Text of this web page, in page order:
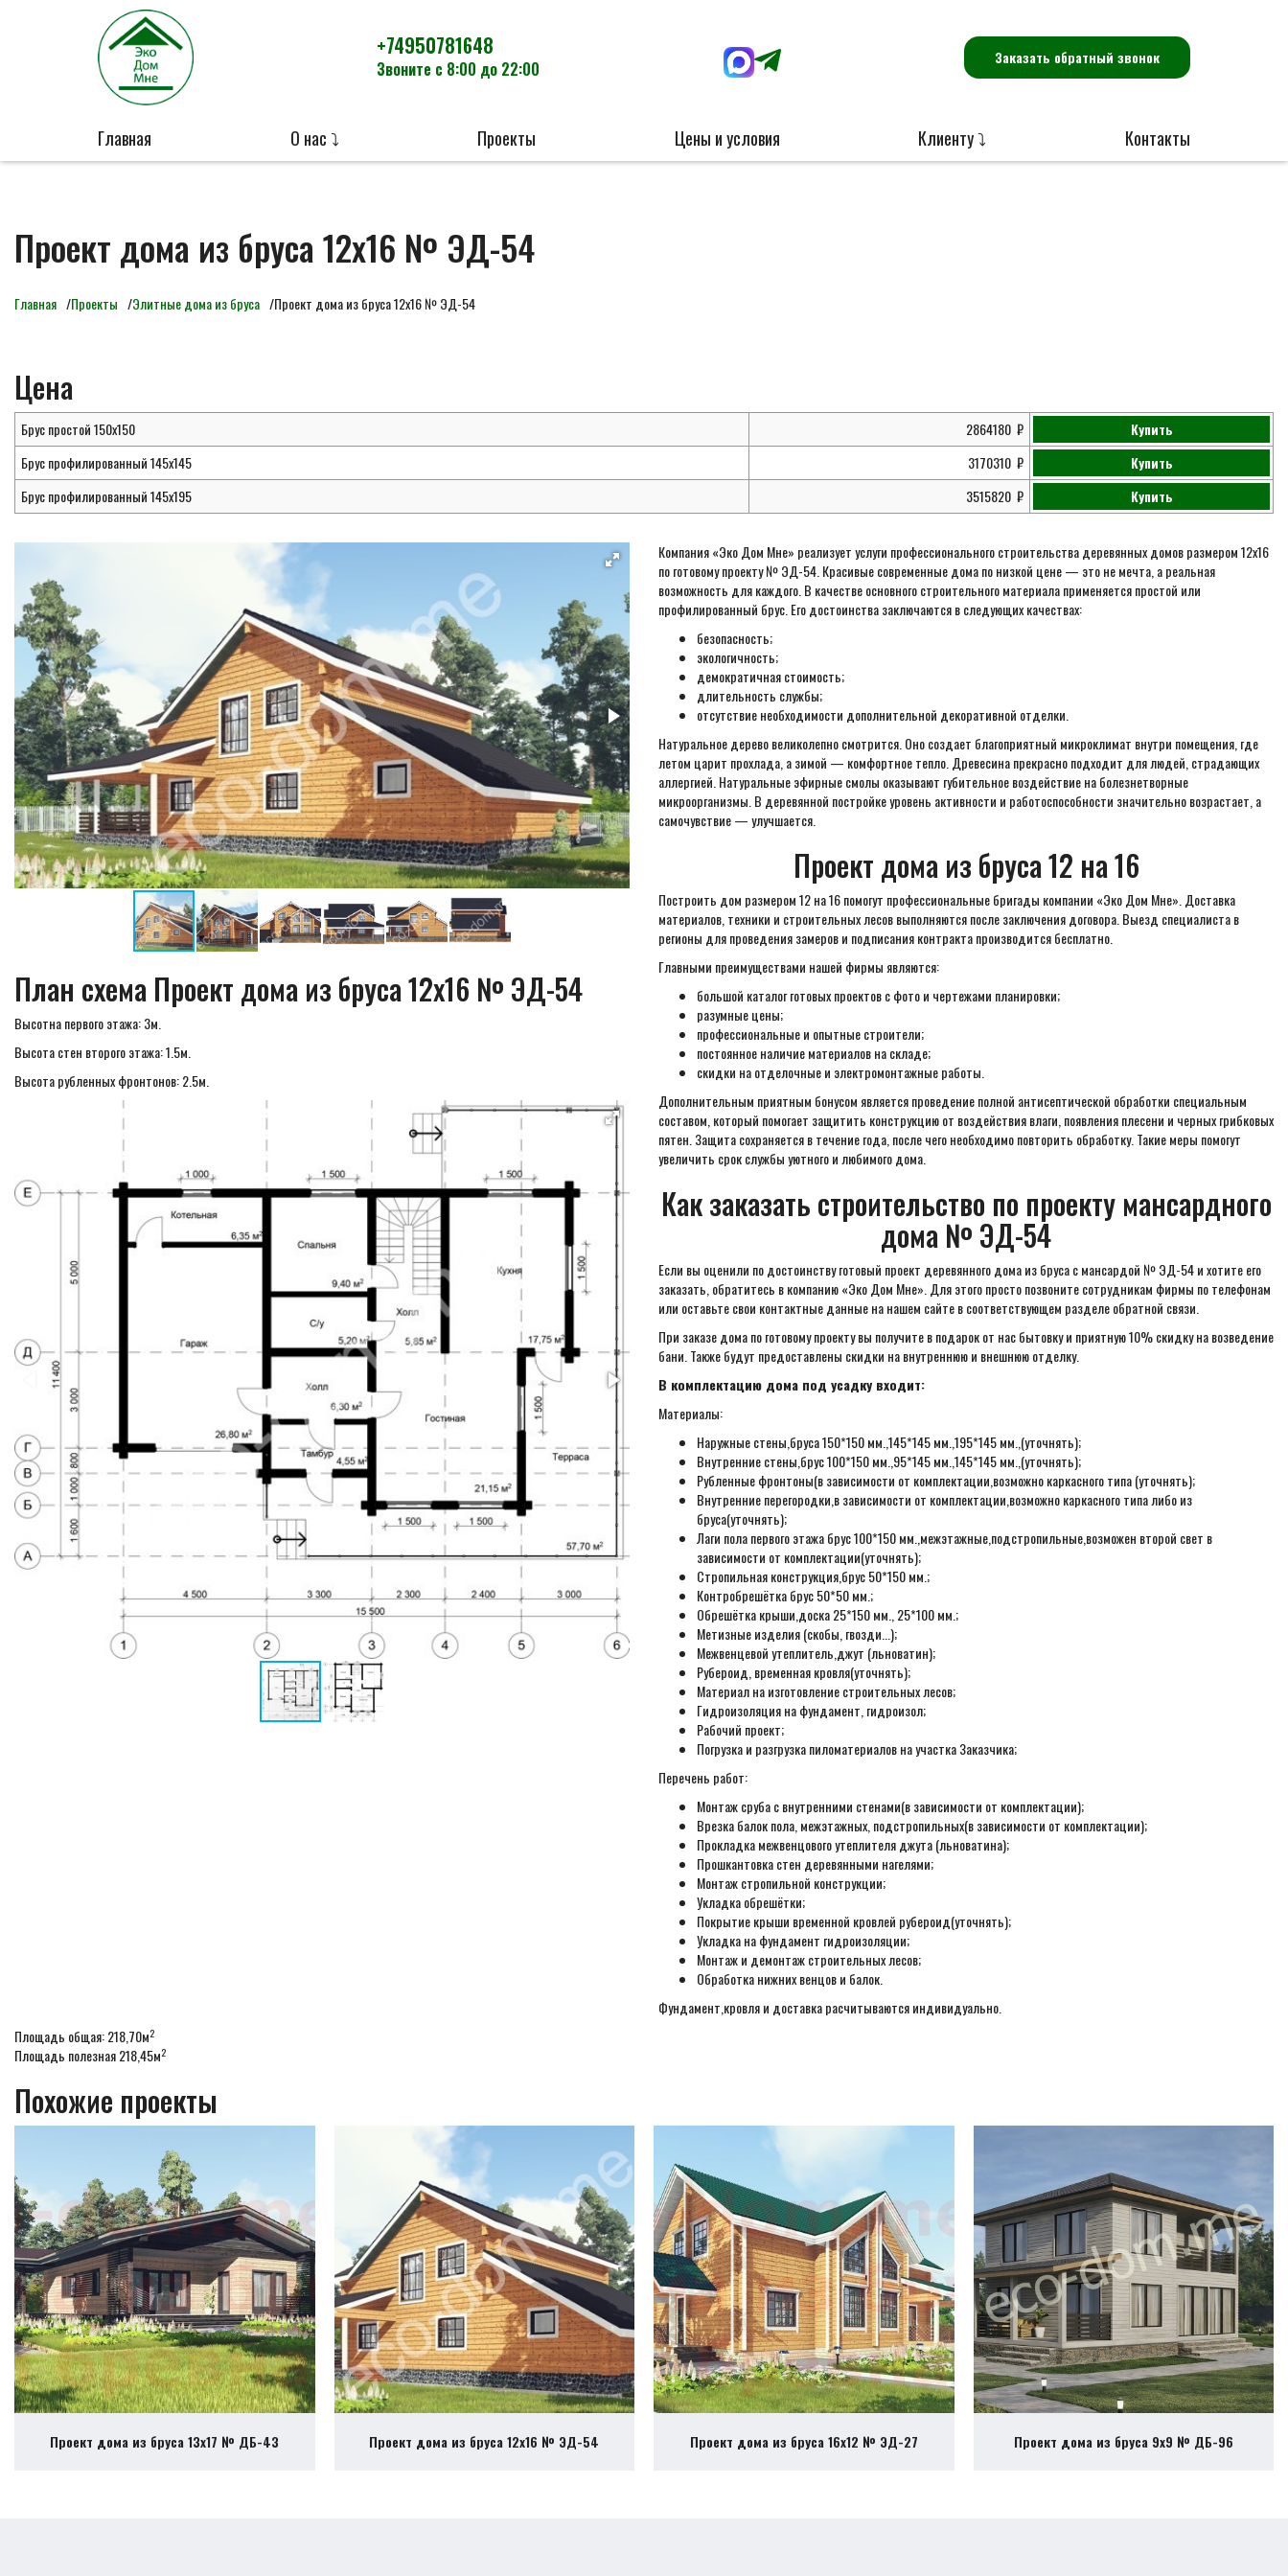
+74950781648
Звоните с 8:00 до 22:00
Заказать обратный звонок
Главная О нас ⤵ Проекты Цены и условия Клиенту ⤵ Контакты
Проект дома из бруса 12х16 № ЭД-54
Главная Проекты Элитные дома из бруса Проект дома из бруса 12х16 № ЭД-54
Цена
Брус простой 150х150 2864180
Купить
Брус профилированный 145х145
3170310
Купить
Брус профилированный 145х195
3515820 Купить
План схема Проект дома из бруса 12х16 № ЭД-54
Высотна первого этажа: 3м.
Высота стен второго этажа: 1.5м.
Высота рубленных фронтонов: 2.5м.
Компания «Эко Дом Мне» реализует услуги профессионального строительства деревянных домов размером 12х16
по готовому проекту № ЭД-54. Красивые современные дома по низкой цене — это не мечта, а реальная
возможность для каждого. В качестве основного строительного материала применяется простой или
профилированный брус. Его достоинства заключаются в следующих качествах:
безопасность;
экологичность;
демократичная стоимость;
длительность службы;
отсутствие необходимости дополнительной декоративной отделки.
Натуральное дерево великолепно смотрится. Оно создает благоприятный микроклимат внутри помещения, где
летом царит прохлада, а зимой — комфортное тепло. Древесина прекрасно подходит для людей, страдающих
аллергией. Натуральные эфирные смолы оказывают губительное воздействие на болезнетворные
микроорганизмы. В деревянной постройке уровень активности и работоспособности значительно возрастает, а
самочувствие — улучшается.
Проект дома из бруса 12 на 16
Построить дом размером 12 на 16 помогут профессиональные бригады компании «Эко Дом Мне». Доставка
материалов, техники и строительных лесов выполняются после заключения договора. Выезд специалиста в
регионы для проведения замеров и подписания контракта производится бесплатно.
Главными преимуществами нашей фирмы являются:
большой каталог готовых проектов с фото и чертежами планировки;
разумные цены;
профессиональные и опытные строители;
постоянное наличие материалов на складе;
скидки на отделочные и электромонтажные работы.
Дополнительным приятным бонусом является проведение полной антисептической обработки специальным
составом, который помогает защитить конструкцию от воздействия влаги, появления плесени и черных грибковых
пятен. Защита сохраняется в течение года, после чего необходимо повторить обработку. Такие меры помогут
увеличить срок службы уютного и любимого дома.
Как заказать строительство по проекту мансардного
дома № ЭД-54
Если вы оценили по достоинству готовый проект деревянного дома из бруса с мансардой № ЭД-54 и хотите его
заказать, обратитесь в компанию «Эко Дом Мне». Для этого просто позвоните сотрудникам фирмы по телефонам
или оставьте свои контактные данные на нашем сайте в соответствующем разделе обратной связи.
При заказе дома по готовому проекту вы получите в подарок от нас бытовку и приятную 10% скидку на возведение
бани. Также будут предоставлены скидки на внутреннюю и внешнюю отделку.
В комплектацию дома под усадку входит:
Материалы:
Наружные стены,бруса 150*150 мм.,145*145 мм.,195*145 мм.,(уточнять);
Внутренние стены,брус 100*150 мм.,95*145 мм.,145*145 мм.,(уточнять);
Рубленные фронтоны(в зависимости от комплектации,возможно каркасного типа (уточнять);
Внутренние перегородки,в зависимости от комплектации,возможно каркасного типа либо из
бруса(уточнять);
Лаги пола первого этажа брус 100*150 мм.,межэтажные,подстропильные,возможен второй свет в
зависимости от комплектации(уточнять);
Стропильная конструкция,брус 50*150 мм.;
Контробрешётка брус 50*50 мм.;
Обрешётка крыши,доска 25*150 мм., 25*100 мм.;
Метизные изделия (скобы, гвозди...);
Межвенцевой утеплитель,джут (льноватин);
Рубероид, временная кровля(уточнять);
Материал на изготовление строительных лесов;
Гидроизоляция на фундамент, гидроизол;
Рабочий проект;
Погрузка и разгрузка пиломатериалов на участка Заказчика;
Перечень работ:
Монтаж сруба с внутренними стенами(в зависимости от комплектации);
Врезка балок пола, межэтажных, подстропильных(в зависимости от комплектации);
Прокладка межвенцового утеплителя джута (льноватина);
Прошкантовка стен деревянными нагелями;
Монтаж стропильной конструкции;
Укладка обрешётки;
Покрытие крыши временной кровлей рубероид(уточнять);
Укладка на фундамент гидроизоляции;
Монтаж и демонтаж строительных лесов;
Обработка нижних венцов и балок.
Фундамент,кровля и доставка расчитываются индивидуально.
Площадь общая: 218,70м2
Площадь полезная 218,45м2
Похожие проекты
Проект дома из бруса 13х17 № ДБ-43 Проект дома из бруса 12х16 № ЭД-54 Проект дома из бруса 16х12 № ЭД-27 Проект дома из бруса 9х9 № ДБ-96